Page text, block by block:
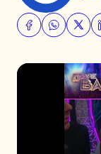
Club De La
Contigo en
Plan